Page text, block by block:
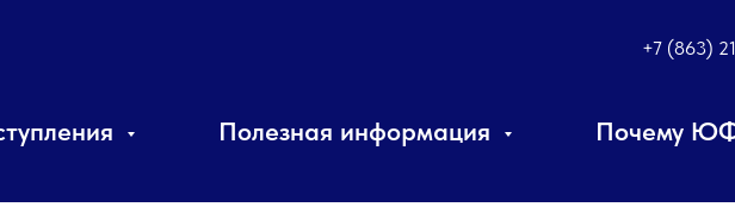
+7 (863)
Полезная информация Почему